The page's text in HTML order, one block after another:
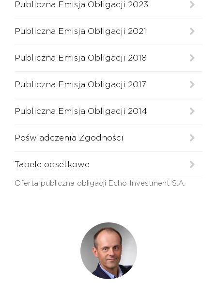
Publiczna Emisja Obligacji 2023
Publiczna Emisja Obligacji 2021
Publiczna Emisja Obligacji 2018
Publiczna Emisja Obligacji 2017
Publiczna Emisja Obligacji 2014
Poświadczenia Zgodności
Tabele odsetkowe
Oferta publiczna obligacji Echo Investment S.A.